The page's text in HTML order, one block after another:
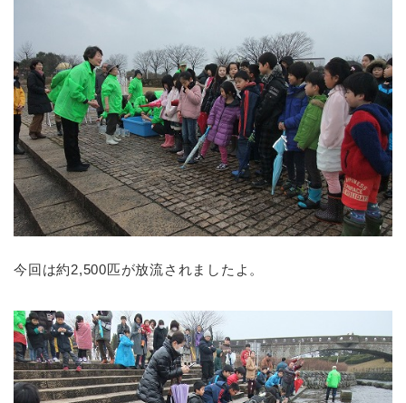
今回は約2,500匹が放流されましたよ。